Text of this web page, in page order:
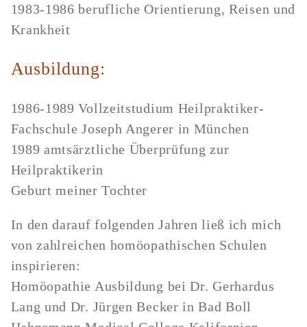
1983-1986 berufliche Orientierung, Reisen und
Krankheit
Ausbildung:
1986-1989 Vollzeitstudium Heilpraktiker-
Fachschule Joseph Angerer in München
1989 amtsärztliche Überprüfung zur
Heilpraktikerin
Geburt meiner Tochter
In den darauf folgenden Jahren ließ ich mich
von zahlreichen homöopathischen Schulen
inspirieren:
Homöopathie Ausbildung bei Dr. Gerhardus
Lang und Dr. Jürgen Becker in Bad Boll